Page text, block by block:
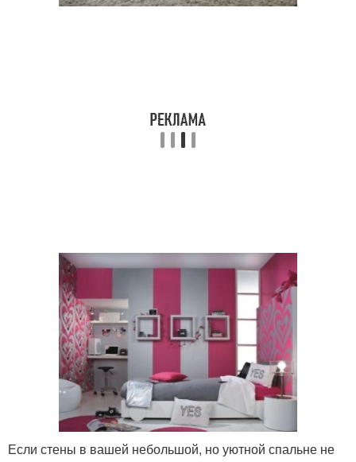
Если стены в вашей небольшой, но уютной спальне не